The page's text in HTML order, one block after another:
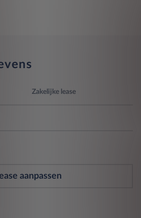
Zakelijke lease
aanpassen